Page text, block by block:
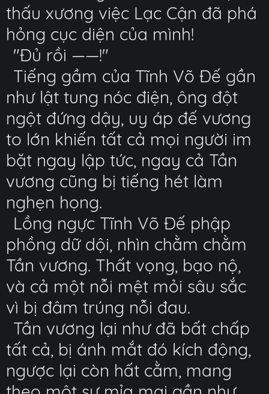
thấu xương việc Lạc Cận đã phá
hỏng cục diện của mình!
"Đủ rồi ——!"
Tiếng gầm của Tĩnh Võ Đế gần
như lật tung nóc điện, ông đột
ngột đứng dậy, uy áp đế vương
to lớn khiến tất cả mọi người im
bặt ngay lập tức, ngay cả Tần
vương cũng bị tiếng hét làm
nghẹn họng.
Lồng ngực Tĩnh Võ Đế phập
phồng dữ dội, nhìn chằm chằm
Tần vương. Thất vọng, bạo nộ,
và cả một nỗi mệt mỏi sâu sắc
vì bị đâm trúng nỗi đau.
Tần vương lại như đã bất chấp
tất cả, bị ánh mắt đó kích động,
ngược lại còn hất cằm, mang